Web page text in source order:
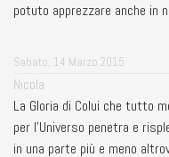
potuto apprezzare anche in
Sabato, 14 Marzo 2015
Nicola
La Gloria di Colui che tutto
per l'Universo penetra e
in una parte più e meno